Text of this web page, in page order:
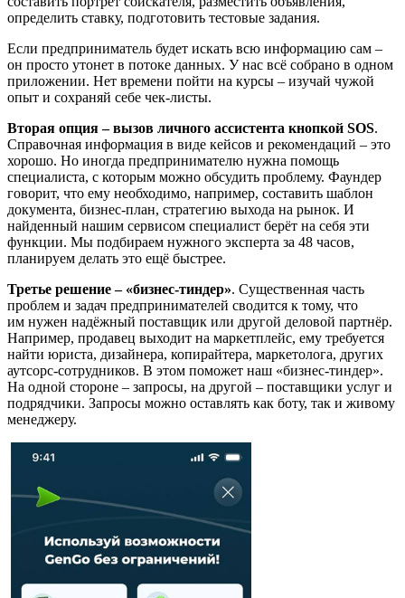
определить ставку, подготовить тестовые задания.
Если предприниматель будет искать всю информацию сам –
он просто утонет в потоке данных. У нас всё собрано в одном
приложении. Нет времени пойти на курсы – изучай чужой
опыт и сохраняй себе чек-листы.
Вторая опция – вызов личного ассистента кнопкой SOS.
Справочная информация в виде кейсов и рекомендаций – это
хорошо. Но иногда предпринимателю нужна помощь
специалиста, с которым можно обсудить проблему. Фаундер
говорит, что ему необходимо, например, составить шаблон
документа, бизнес-план, стратегию выхода на рынок. И
найденный нашим сервисом специалист берёт на себя эти
функции. Мы подбираем нужного эксперта за 48 часов,
планируем делать это ещё быстрее.
Третье решение – «бизнес-тиндер». Существенная часть
проблем и задач предпринимателей сводится к тому, что
им нужен надёжный поставщик или другой деловой партнёр.
Например, продавец выходит на маркетплейс, ему требуется
найти юриста, дизайнера, копирайтера, маркетолога, других
аутсорс-сотрудников. В этом поможет наш «бизнес-тиндер».
На одной стороне – запросы, на другой – поставщики услуг и
подрядчики. Запросы можно оставлять как боту, так и живому
менеджеру.